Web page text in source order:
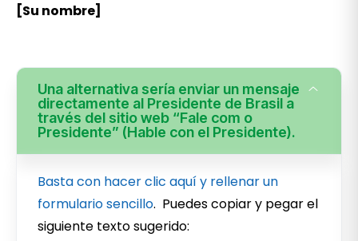
[Su nombre]
Una alternativa sería enviar un mensaje
directamente al Presidente de Brasil a
través del sitio web “Fale com o
Presidente” (Hable con el Presidente).
Basta con hacer clic aquí y rellenar un
formulario sencillo. Puedes copiar y pegar el
siguiente texto sugerido: